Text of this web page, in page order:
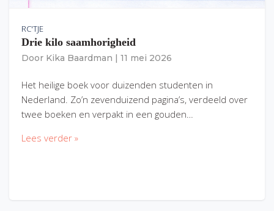
RC'TJE
Drie kilo saamhorigheid
Door Kika Baardman 11 mei 2026
Het heilige boek voor duizenden studenten in
Nederland. Zo’n zevenduizend pagina’s, verdeeld over
twee boeken en verpakt in een gouden…
Lees verder »